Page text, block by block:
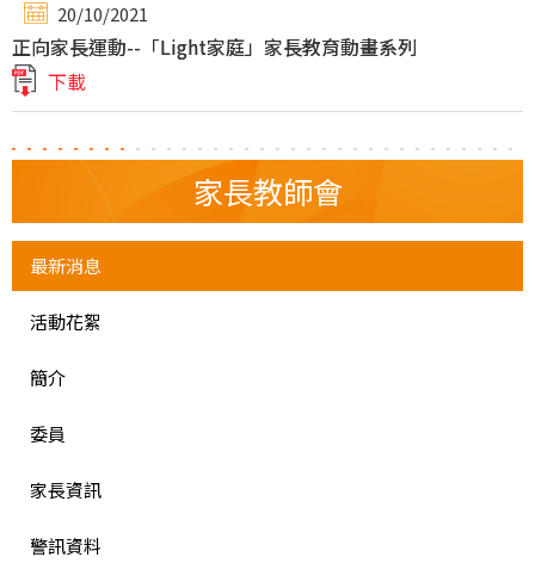
20/10/2021
正向家長運動--「Light家庭」家長教育動畫系列
下載
家長教師會
最新消息
活動花絮
簡介
委員
家長資訊
警訊資料